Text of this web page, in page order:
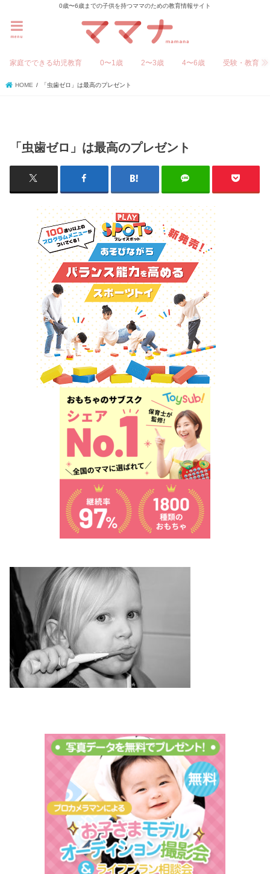
0歳〜6歳までの子供を持つママのための教育情報サイト
menu
家庭でできる幼児教育 0〜1歳 2〜3歳 4〜6歳 受験・教育
HOME 「虫歯ゼロ」は最高のプレゼント
「虫歯ゼロ」は最高のプレゼント